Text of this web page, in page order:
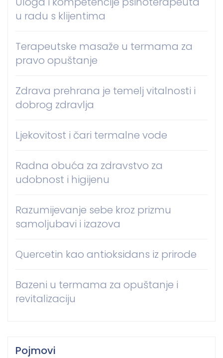
u radu s klijentima
Terapeutske masaže u termama za
pravo opuštanje
Zdrava prehrana je temelj vitalnosti i
dobrog zdravlja
Ljekovitost i čari termalne vode
Radna obuća za zdravstvo za
udobnost i higijenu
Razumijevanje sebe kroz prizmu
samoljubavi i izazova
Quercetin kao antioksidans iz prirode
Bazeni u termama za opuštanje i
revitalizaciju
Pojmovi